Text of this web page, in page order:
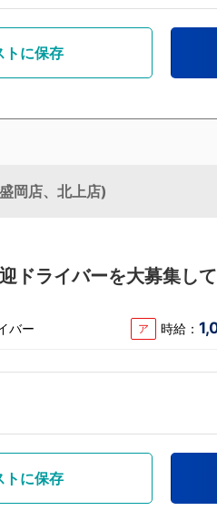
トに保存
岡店、北上店)
ドライバーを大募集して
バー ア 時給：
トに保存